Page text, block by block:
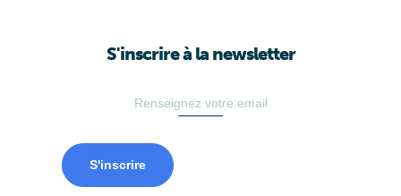
S'inscrire à la newsletter
S'inscrire